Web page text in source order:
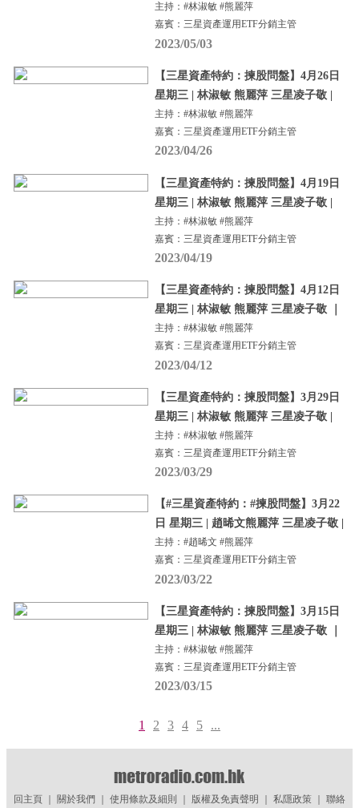
主持：#林淑敏 #熊麗萍
嘉賓：三星資產運用ETF分銷主管
2023/05/03
【三星資產特約：揀股問盤】4月26日
星期三 | 林淑敏 熊麗萍 三星凌子敬 |
主持：#林淑敏 #熊麗萍
嘉賓：三星資產運用ETF分銷主管
2023/04/26
【三星資產特約：揀股問盤】4月19日
星期三 | 林淑敏 熊麗萍 三星凌子敬 |
主持：#林淑敏 #熊麗萍
嘉賓：三星資產運用ETF分銷主管
2023/04/19
【三星資產特約：揀股問盤】4月12日
星期三 | 林淑敏 熊麗萍 三星凌子敬 ｜
主持：#林淑敏 #熊麗萍
嘉賓：三星資產運用ETF分銷主管
2023/04/12
【三星資產特約：揀股問盤】3月29日
星期三 | 林淑敏 熊麗萍 三星凌子敬 |
主持：#林淑敏 #熊麗萍
嘉賓：三星資產運用ETF分銷主管
2023/03/29
【#三星資產特約：#揀股問盤】3月22
日 星期三 | 趙晞文熊麗萍 三星凌子敬 |
主持：#趙晞文 #熊麗萍
嘉賓：三星資產運用ETF分銷主管
2023/03/22
【三星資產特約：揀股問盤】3月15日
星期三 | 林淑敏 熊麗萍 三星凌子敬 ｜
主持：#林淑敏 #熊麗萍
嘉賓：三星資產運用ETF分銷主管
2023/03/15
1 2 3 4 5 ...
回主頁｜ 關於我們 使用條款及細則 版權及免責聲明 私隱政策｜ 聯絡